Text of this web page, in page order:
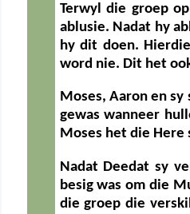
Terwyl die groep
ablusie. Nadat hy
hy dit doen.
word nie. Dit het
Moses, Aaron en
gewas wanneer
Moses het die Here
Nadat Deedat sy
besig was om die
die groep die